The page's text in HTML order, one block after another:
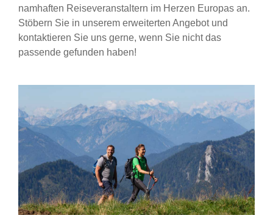
namhaften Reiseveranstaltern im Herzen Europas an.
Stöbern Sie in unserem erweiterten Angebot und
kontaktieren Sie uns gerne, wenn Sie nicht das
passende gefunden haben!